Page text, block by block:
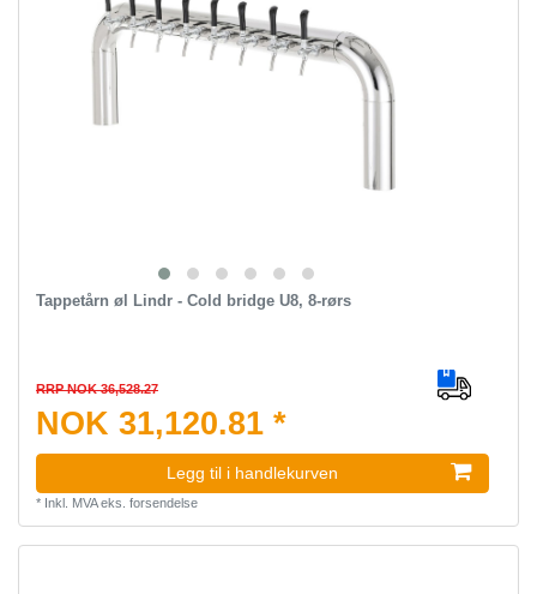
Tappetårn øl Lindr - Cold bridge U8, 8-rørs
RRP NOK 36,528.27
NOK 31,120.81 *
Legg til i handlekurven
* Inkl. MVAeks. forsendelse